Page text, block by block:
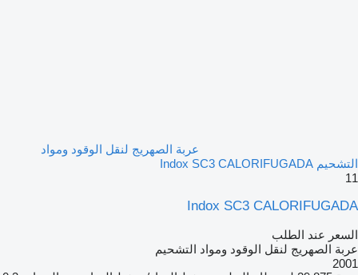
عربة الصهريج لنقل الوقود ومواد
التشحيم Indox SC3 CALORIFUGADA
11
Indox SC3 CALORIFUGADA
السعر عند الطلب
عربة الصهريج لنقل الوقود ومواد التشحيم
2001